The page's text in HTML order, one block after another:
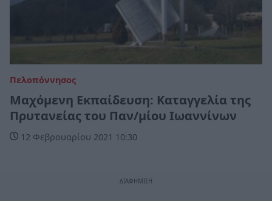
Πελοπόννησος
Μαχόμενη Εκπαίδευση: Καταγγελία της
Πρυτανείας του Παν/μίου Ιωαννίνων
12 Φεβρουαρίου 2021 10:30